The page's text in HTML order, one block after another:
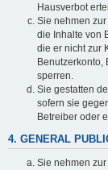
Hausverbot
Sie nehmen
die Inhalte von
die er nicht zur
Benutzerkonto,
sperren.
Sie gestatten
sofern sie
Betreiber oder
4. GENERAL
Sie nehmen